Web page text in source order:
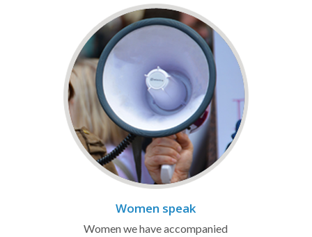
Women speak
Women we have accompanied